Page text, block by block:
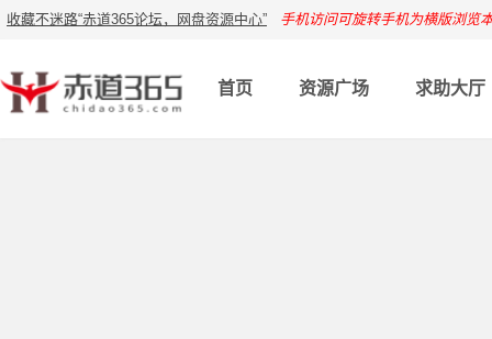
收藏不迷路“赤道365论坛，网盘资源中心” 手机访问可旋转手机为横版浏览
首页 资源广场 求助大厅